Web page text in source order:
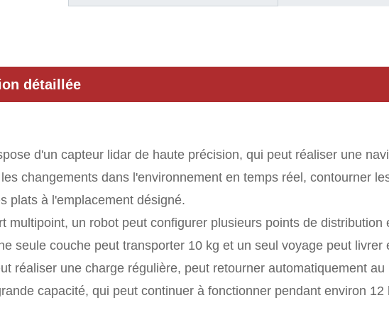
détaillée
d'un capteur lidar de haute précision, qui peut réaliser une
changements dans l'environnement en temps réel, contourner
plats à l'emplacement désigné.
multipoint, un robot peut configurer plusieurs points de
seule couche peut transporter 10 kg et un seul voyage peut
réaliser une charge régulière, peut retourner automatiquement
capacité, qui peut continuer à fonctionner pendant environ 12